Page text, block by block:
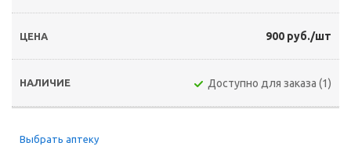
900 руб./шт
Доступно для заказа (1)
Выбрать аптеку